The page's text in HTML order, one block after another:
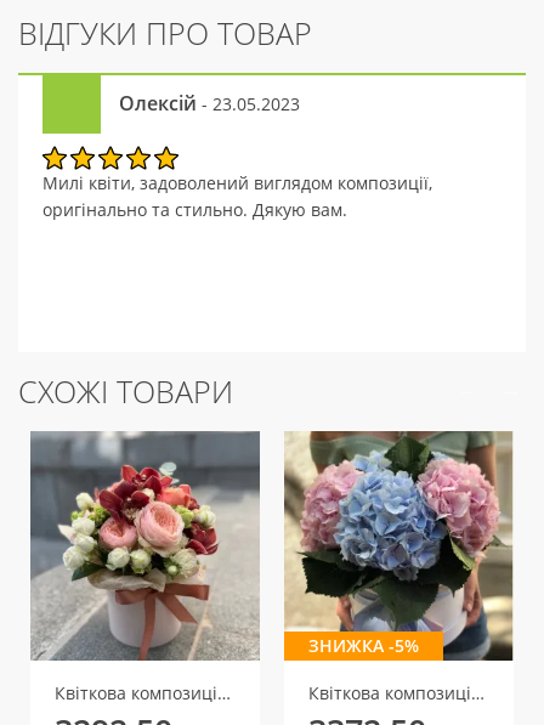
ВІДГУКИ ПРО ТОВАР
Олексій - 23.05.2023
Милі квіти, задоволений виглядом композиції,
оригінально та стильно. Дякую вам.
СХОЖІ ТОВАРИ
Квіткова композиція Аристократка
ЗНИЖКА -5%
Квіткова композиція із гортензій